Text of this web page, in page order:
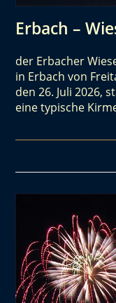
Erbach –
der Erbacher
in Erbach von
den 26. Juli 2026,
eine typische